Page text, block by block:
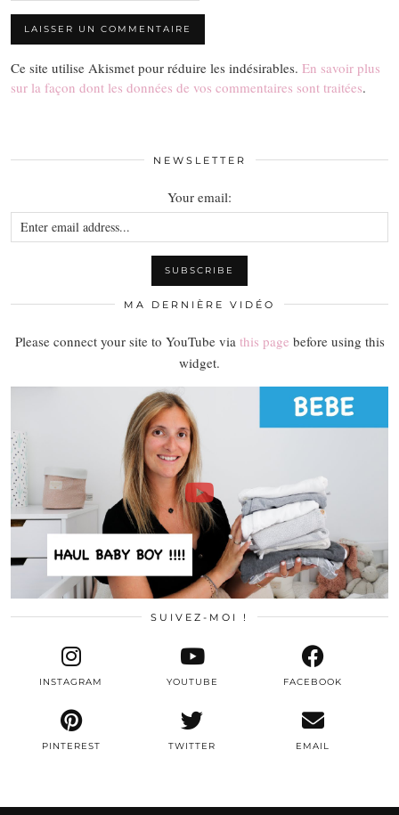
Ce site utilise Akismet pour réduire les indésirables. En savoir plus
sur la façon dont les données de vos commentaires sont traitées.
NEWSLETTER
Your email:
MA DERNIÈRE VIDÉO
Please connect your site to YouTube via this page before using this
widget.
SUIVEZ-MOI !
TWITTER
INSTAGRAM FACEBOOK
PINTEREST
YOUTUBE
EMAIL